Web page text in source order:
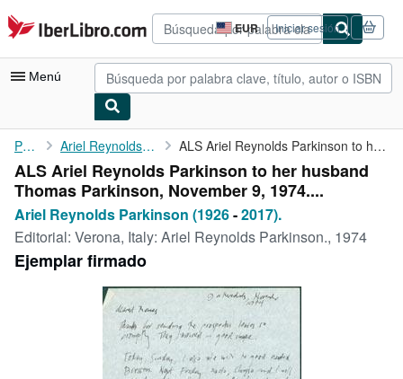
Pasar al contenido principal
IberLibro.com EUR
Preferencias
de
compra
del
Iniciar sesión
Menú
Mi cuenta
Consultar mis pedidos
Búsqueda avanzada
Colecciones
Libros antiguos
Arte y coleccionismo
Comenzar a vender
Portada Ariel Reynolds Parkinson (1926 ALS Ariel Reynolds Parkinson to her husband Thomas Parkinson, ...
ALS Ariel Reynolds Parkinson to her husband
Thomas Parkinson, November 9, 1974....
Ariel Reynolds Parkinson (1926-2017).
Editorial: Verona, Italy: Ariel Reynolds Parkinson., 1974
Ejemplar firmado